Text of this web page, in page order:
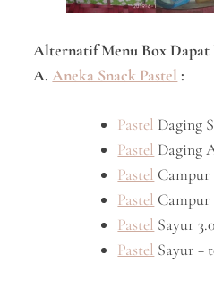
Alternatif Menu Box
A.Aneka Snack Pastel :
Pastel Daging
Pastel Daging
Pastel
Pastel
Pastel Sayur
Pastel Sayur +